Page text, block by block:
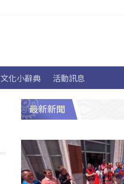
文化小辭典 活動訊息
最新新聞